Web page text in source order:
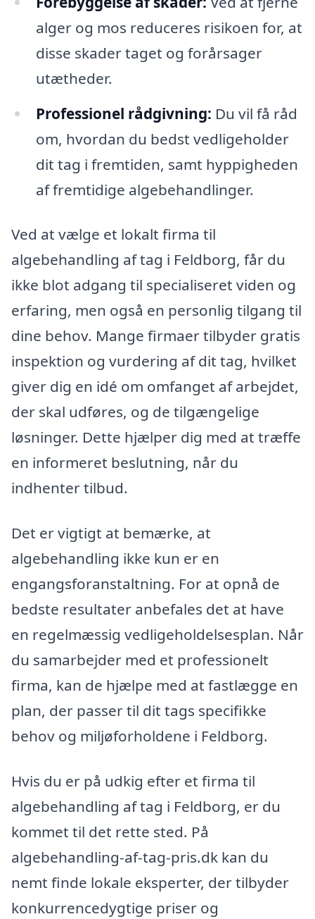
alger og mos reduceres risikoen for, at
disse skader taget og forårsager
utætheder.
Professionel rådgivning: Du vil få råd
om, hvordan du bedst vedligeholder
dit tag i fremtiden, samt hyppigheden
af fremtidige algebehandlinger.
Ved at vælge et lokalt firma til
algebehandling af tag i Feldborg, får du
ikke blot adgang til specialiseret viden og
erfaring, men også en personlig tilgang til
dine behov. Mange firmaer tilbyder gratis
inspektion og vurdering af dit tag, hvilket
giver dig en idé om omfanget af arbejdet,
der skal udføres, og de tilgængelige
løsninger. Dette hjælper dig med at træffe
en informeret beslutning, når du
indhenter tilbud.
Det er vigtigt at bemærke, at
algebehandling ikke kun er en
engangsforanstaltning. For at opnå de
bedste resultater anbefales det at have
en regelmæssig vedligeholdelsesplan. Når
du samarbejder med et professionelt
firma, kan de hjælpe med at fastlægge en
plan, der passer til dit tags specifikke
behov og miljøforholdene i Feldborg.
Hvis du er på udkig efter et firma til
algebehandling af tag i Feldborg, er du
kommet til det rette sted. På
algebehandling-af-tag-pris.dk kan du
nemt finde lokale eksperter, der tilbyder
konkurrencedygtige priser og